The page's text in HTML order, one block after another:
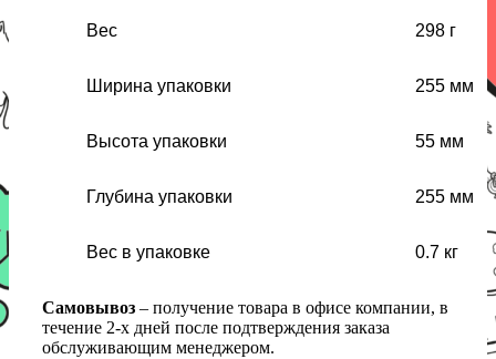
Вес 298 г
Ширина упаковки 255 мм
Высота упаковки 55 мм
Глубина упаковки 255 мм
Вес в упаковке 0.7 кг
Самовывоз – получение товара в офисе компании, в
течение 2-х дней после подтверждения заказа
обслуживающим менеджером.